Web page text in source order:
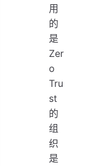
用
的
是
Zer
o
Tru
st
的
组
织
是